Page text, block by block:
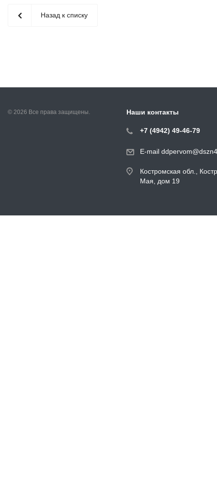
Назад к списку
© 2026 Все права защищены. Наши контакты
+7 (4942) 49-46-79
E-mail
Костромская обл.,
Мая, дом 19